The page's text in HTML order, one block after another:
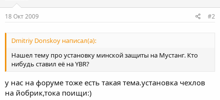
18 Окт 2009 #2
Dmitriy Donskoy написал(а):
Нашел тему про установку минской защиты на Мустанг. Кто
нибудь ставил её на YBR?
у нас на форуме тоже есть такая тема.установка чехлов
на йобрик,тока поищи:)